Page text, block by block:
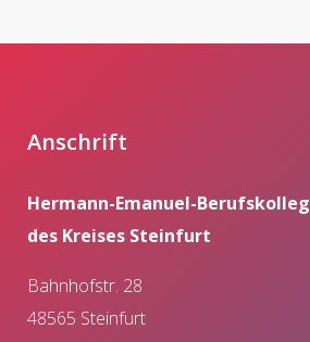
Anschrift
Hermann-Emanuel-Berufskolleg
des Kreises Steinfurt
Bahnhofstr. 28
48565 Steinfurt